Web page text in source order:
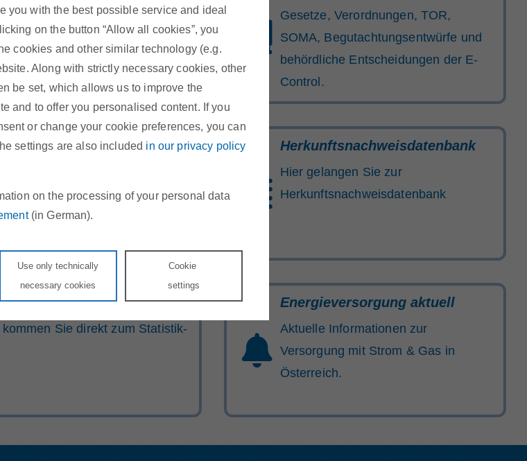
you with the best possible service and ideal
on the button “Allow all cookies”, you
cookies and other similar technology (e.g.
Along with strictly necessary cookies, other
be set, which allows us to improve the
and to offer you personalised content. If you
or change your cookie preferences, you can
settings are also included in our privacy policy
on the processing of your personal data
(in German).
Use only technically
necessary cookies
Cookie
settings
Sie uns kostenlos an oder
Sie uns über unser
Gesetze, Verordnungen, TOR,
SOMA, Begutachtungsentwürfe und
behördliche Entscheidungen der E-
Control.
Herkunftsnachweisdatenbank
Hier gelangen Sie zur
Herkunftsnachweisdatenbank
kommen Sie direkt zum Statistik-
Energieversorgung aktuell
Aktuelle Informationen zur
Versorgung mit Strom & Gas in
Österreich.